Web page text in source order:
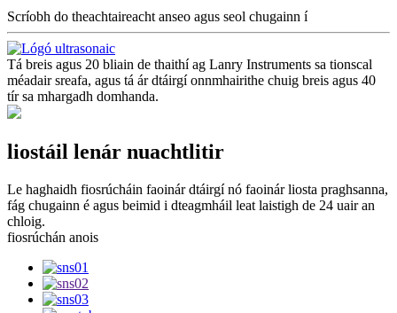
Scríobh do theachtaireacht anseo agus seol chugainn í
Tá breis agus 20 bliain de thaithí ag Lanry Instruments sa tionscal
méadair sreafa, agus tá ár dtáirgí onnmhairithe chuig breis agus 40
tír sa mhargadh domhanda.
liostáil lenár nuachtlitir
Le haghaidh fiosrúcháin faoinár dtáirgí nó faoinár liosta praghsanna,
fág chugainn é agus beimid i dteagmháil leat laistigh de 24 uair an
chloig.
fiosrúchán anois